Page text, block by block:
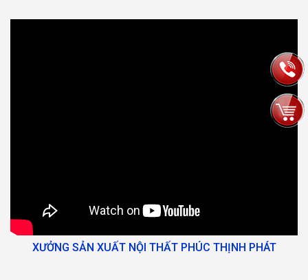
XƯỞNG SẢN XUẤT NỘI THẤT PHÚC THỊNH PHÁT